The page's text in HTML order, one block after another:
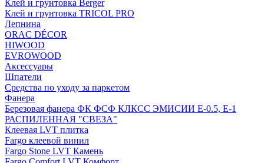
Клей и грунтовка Berger
Клей и грунтовка TRICOL PRO
Лепнина
ORAC DÉCOR
HIWOOD
EVROWOOD
Аксессуары
Шпатели
Средства по уходу за паркетом
Фанера
Березовая фанера ФК ФСФ КЛКСС ЭМИСИИ Е-0.5, Е-1
РАСПИЛЕННАЯ "СВЕЗА"
Клеевая LVT плитка
Fargo клеевой винил
Fargo Stone LVT Камень